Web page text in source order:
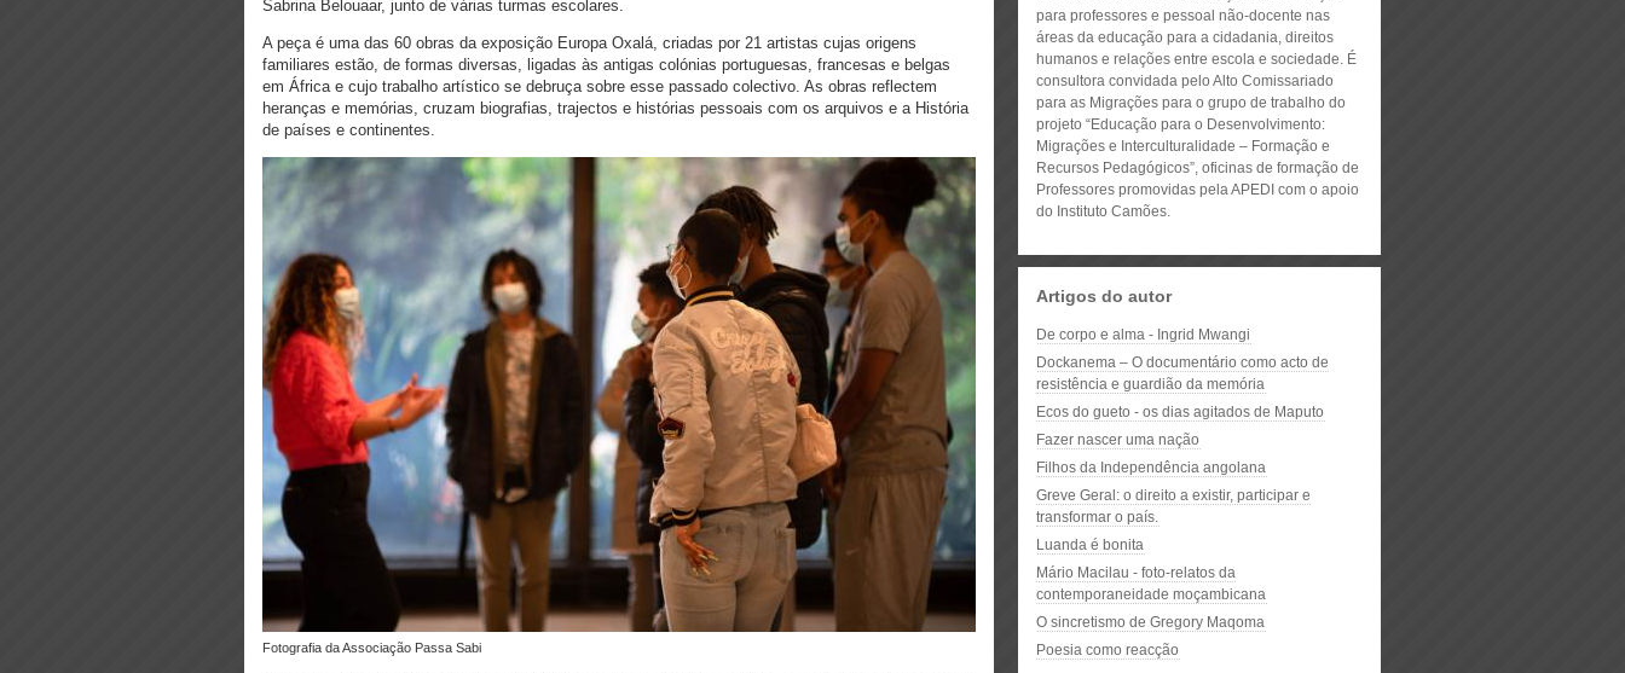
Sabrina Belouaar, junto de várias turmas escolares.
A peça é uma das 60 obras da exposição Europa Oxalá, criadas por 21 artistas cujas origens
familiares estão, de formas diversas, ligadas às antigas colónias portuguesas, francesas e belgas
em África e cujo trabalho artístico se debruça sobre esse passado colectivo. As obras reflectem
heranças e memórias, cruzam biografias, trajectos e histórias pessoais com os arquivos e a História
de países e continentes.
fotografia da Associação Passa Sabi
para professores e pessoal não-docente nas
áreas da educação para a cidadania, direitos
humanos e relações entre escola e sociedade. É
consultora convidada pelo Alto Comissariado
para as Migrações para o grupo de trabalho do
projeto “Educação para o Desenvolvimento:
Migrações e Interculturalidade – Formação e
Recursos Pedagógicos”, oficinas de formação de
Professores promovidas pela APEDI com o apoio
do Instituto Camões.
Artigos do autor
De corpo e alma - Ingrid Mwangi
Dockanema – O documentário como acto de
resistência e guardião da memória
Ecos do gueto - os dias agitados de Maputo
Fazer nascer uma nação
Filhos da Independência angolana
Greve Geral: o direito a existir, participar e
transformar o país.
Luanda é bonita
Mário Macilau - foto-relatos da
contemporaneidade moçambicana
O sincretismo de Gregory Maqoma
Poesia como reacção